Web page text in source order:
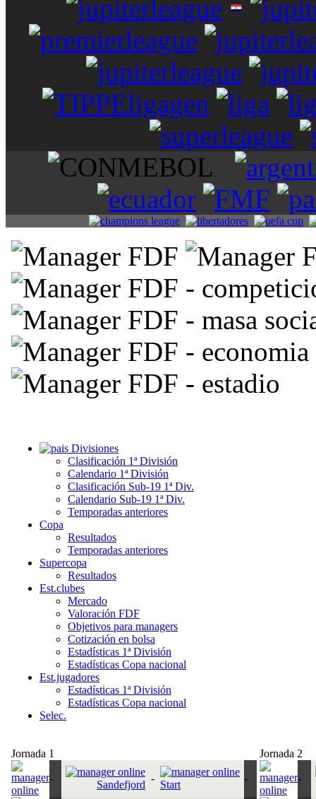
Divisiones
Clasificación 1ª División
Calendario 1ª División
Clasificación Sub-19 1ª Div.
Calendario Sub-19 1ª Div.
Temporadas anteriores
Copa
Resultados
Temporadas anteriores
Supercopa
Resultados
Est.clubes
Mercado
Valoración FDF
Objetivos para managers
Cotización en bolsa
Estadísticas 1ª División
Estadísticas Copa nacional
Est.jugadores
Estadísticas 1ª División
Estadísticas Copa nacional
Selec.
Jornada 1 Jornada 2
-
Sandefjord
-
Start
- -